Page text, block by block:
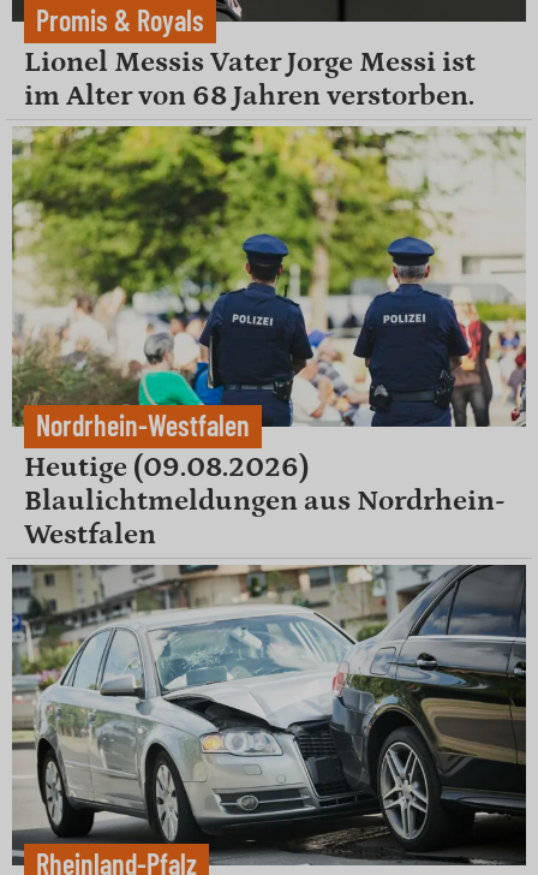
Promis & Royals
Lionel Messis Vater Jorge Messi ist
im Alter von 68 Jahren verstorben.
Nordrhein-Westfalen
Heutige (09.08.2026)
Blaulichtmeldungen aus Nordrhein-
Westfalen
Rheinland-Pfalz